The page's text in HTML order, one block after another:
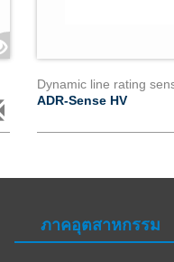
ADR-Sense HV
ภาคอุตสาหกรรม